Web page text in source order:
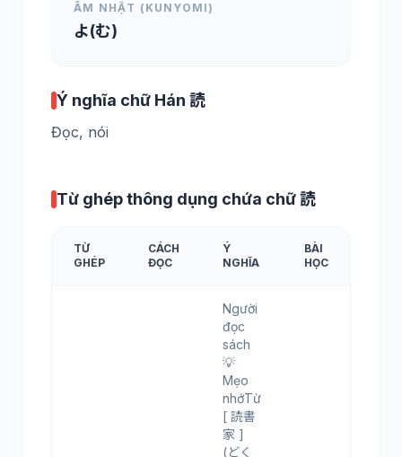
ÂM NHẬT (KUNYOMI)
よ(む)
Ý nghĩa chữ Hán 読
Đọc, nói
Từ ghép thông dụng chứa chữ 読
TỪ
GHÉP
CÁCH
ĐỌC
Ý
NGHĨA
BÀI
HỌC
Người
đọc
sách
💡
Mẹo
nhớTừ
[ 読書
家 ]
(どく